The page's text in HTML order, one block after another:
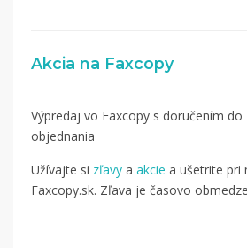
Akcia na Faxcopy
Výpredaj vo Faxcopy s doručením do
objednania
Užívajte si zľavy a akcie a ušetrite pri
Faxcopy.sk. Zľava je časovo